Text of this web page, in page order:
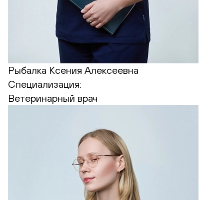
Рыбалка Ксения Алексеевна
Специализация:
Ветеринарный врач